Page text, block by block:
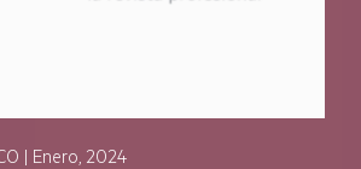
| Enero, 2024